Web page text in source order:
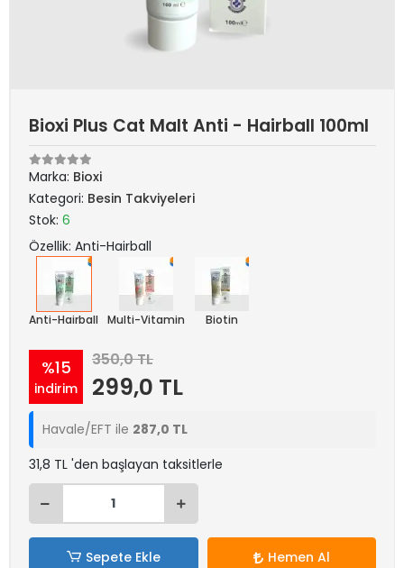
Bioxi Plus Cat Malt Anti - Hairball 100ml
Marka: Bioxi
Kategori: Besin Takviyeleri
Stok: 6
Özellik: Anti-Hairball
Anti-Hairball Multi-Vitamin Biotin
%15
indirim
350,0 TL
299,0 TL
Havale/EFT ile 287,0 TL
31,8 TL 'den başlayan taksitlerle
Sepete Ekle Hemen Al